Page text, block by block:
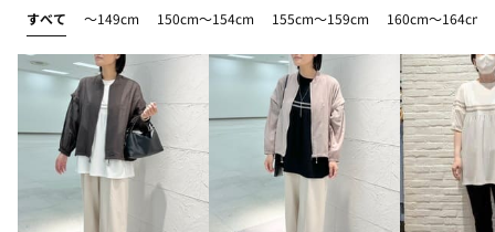
すべて ～149cm 150cm～154cm 155cm～159cm 160cm～164cm